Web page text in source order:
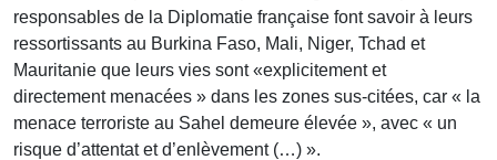
responsables de la Diplomatie française font savoir à leurs
ressortissants au Burkina Faso, Mali, Niger, Tchad et
Mauritanie que leurs vies sont «explicitement et
directement menacées » dans les zones sus-citées, car « la
menace terroriste au Sahel demeure élevée », avec « un
risque d’attentat et d’enlèvement (…) ».